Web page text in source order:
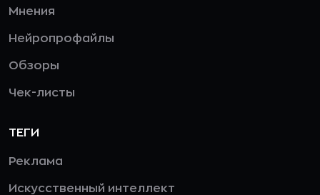
Мнения
Нейропрофайлы
Обзоры
Чек-листы
ТЕГИ
Реклама
Искусственный интеллект